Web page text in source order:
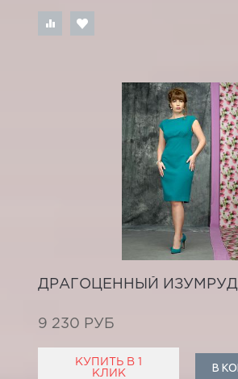
ДРАГОЦЕННЫЙ ИЗУМРУД
9 230 РУБ
КУПИТЬ В 1
КЛИК
В